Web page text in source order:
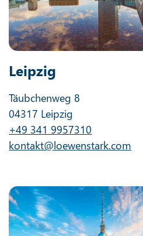
Leipzig
Täubchenweg 8
04317 Leipzig
+49 341 9957310
kontakt@loewenstark.com